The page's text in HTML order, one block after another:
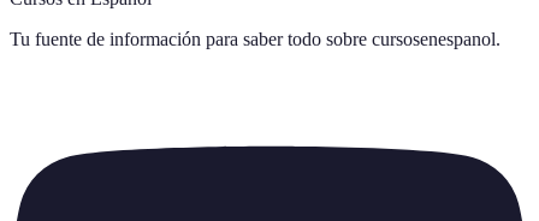
Tu fuente de información para saber todo sobre cursosenespanol.